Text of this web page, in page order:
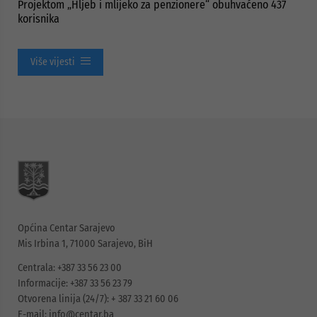
Projektom „Hljeb i mlijeko za penzionere“ obuhvaćeno 437
korisnika
Više vijesti
Općina Centar Sarajevo
Mis Irbina 1, 71000 Sarajevo, BiH
Centrala: +387 33 56 23 00
Informacije: +387 33 56 23 79
Otvorena linija (24/7): + 387 33 21 60 06
E-mail: info@centar.ba